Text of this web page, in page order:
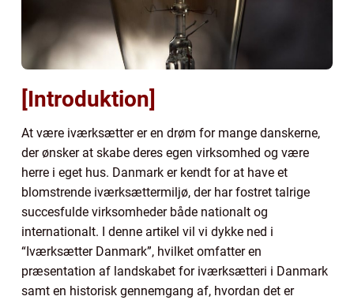
[Introduktion]
At være iværksætter er en drøm for mange danskerne,
der ønsker at skabe deres egen virksomhed og være
herre i eget hus. Danmark er kendt for at have et
blomstrende iværksættermiljø, der har fostret talrige
succesfulde virksomheder både nationalt og
internationalt. I denne artikel vil vi dykke ned i
“Iværksætter Danmark”, hvilket omfatter en
præsentation af landskabet for iværksætteri i Danmark
samt en historisk gennemgang af, hvordan det er